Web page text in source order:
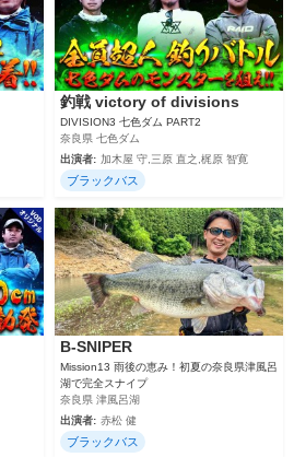
釣戦 victory of divisions
DIVISION3 七色ダム PART2
奈良県 七色ダム
出演者: 加木屋 守,三原 直之,梶原 智寛
ブラックバス
B-SNIPER
Mission13 雨後の恵み！初夏の奈良県津風呂
湖で完全スナイプ
奈良県 津風呂湖
出演者: 赤松 健
ブラックバス